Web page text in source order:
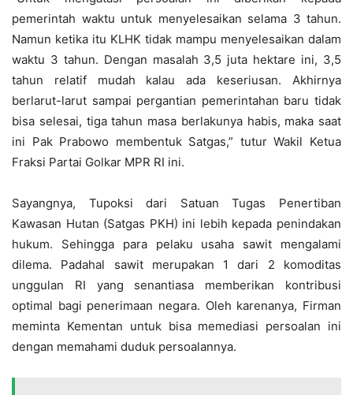
pemerintah waktu untuk menyelesaikan selama 3 tahun.
Namun ketika itu KLHK tidak mampu menyelesaikan dalam
waktu 3 tahun. Dengan masalah 3,5 juta hektare ini, 3,5
tahun relatif mudah kalau ada keseriusan. Akhirnya
berlarut-larut sampai pergantian pemerintahan baru tidak
bisa selesai, tiga tahun masa berlakunya habis, maka saat
ini Pak Prabowo membentuk Satgas,” tutur Wakil Ketua
Fraksi Partai Golkar MPR RI ini.
Sayangnya, Tupoksi dari Satuan Tugas Penertiban
Kawasan Hutan (Satgas PKH) ini lebih kepada penindakan
hukum. Sehingga para pelaku usaha sawit mengalami
dilema. Padahal sawit merupakan 1 dari 2 komoditas
unggulan RI yang senantiasa memberikan kontribusi
optimal bagi penerimaan negara. Oleh karenanya, Firman
meminta Kementan untuk bisa memediasi persoalan ini
dengan memahami duduk persoalannya.